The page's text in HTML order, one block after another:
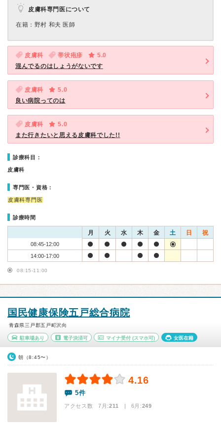
皮膚科専門医について
在籍：野村 和夫 医師
皮膚科 帯状疱疹
5.0
混んでるのはしょうがないです
皮膚科
5.0
良い病院ってのは
皮膚科
5.0
また行きたいと思える皮膚科でした!!
診療科目：
皮膚科
専門医・資格：
皮膚科専門医
診療時間
月 火 水 木 金 土 日 祝
08:45-12:00
14:00-17:00
08:15-11:00
国民健康保険五戸総合病院
青森県三戸郡五戸町沢向
駐車場あり 電子決済可 マイナ受付 (スマホ可) 女医在籍
朝（8:45〜）
4.16
5件
アクセス数 7月:211 | 6月:249